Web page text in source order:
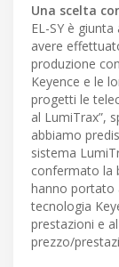
Una scelta
EL-SY è
avere
produzione
Keyence e le
progetti le
al LumiTrax”,
abbiamo
sistema
confermato la
hanno portato
tecnologia
prestazioni e
prezzo/